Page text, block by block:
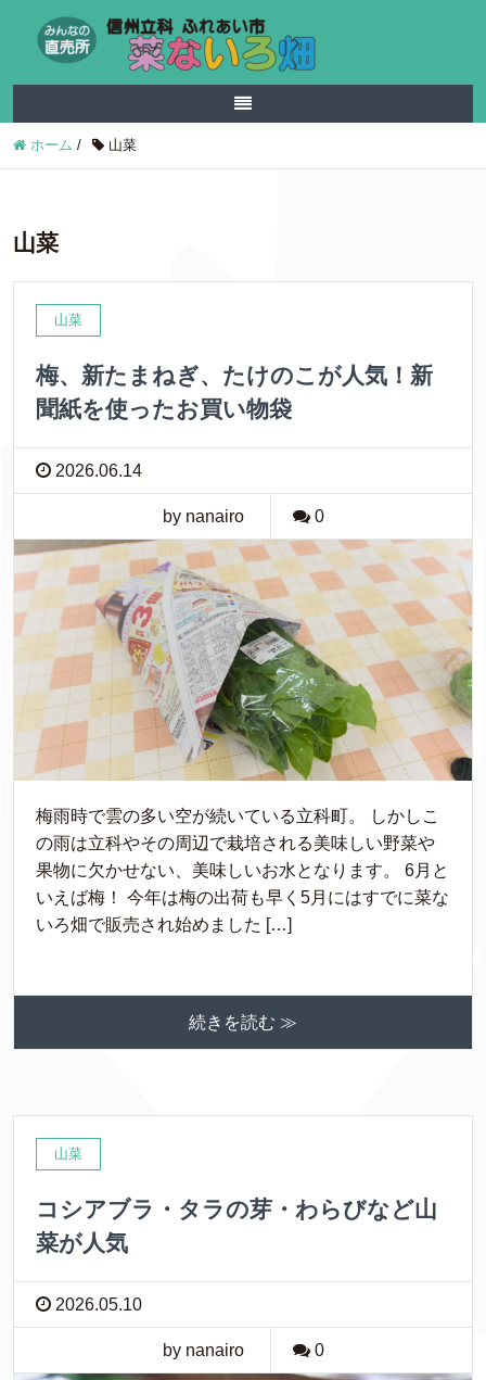
ホーム / 山菜
山菜
山菜
梅、新たまねぎ、たけのこが人気！新
聞紙を使ったお買い物袋
2026.06.14
by nanairo 0
梅雨時で雲の多い空が続いている立科町。 しかしこ
の雨は立科やその周辺で栽培される美味しい野菜や
果物に欠かせない、美味しいお水となります。 6月と
いえば梅！ 今年は梅の出荷も早く5月にはすでに菜な
いろ畑で販売され始めました […]
続きを読む ≫
山菜
コシアブラ・タラの芽・わらびなど山
菜が人気
2026.05.10
by nanairo 0